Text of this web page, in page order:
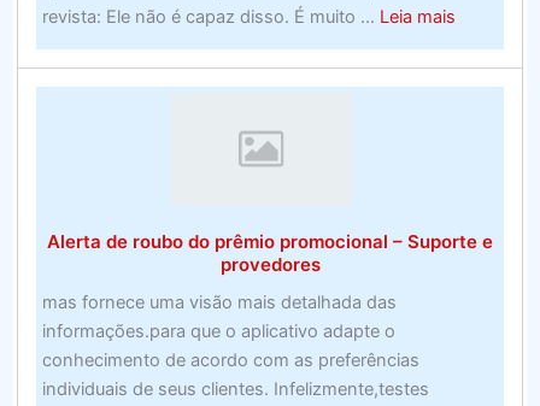
revista: Ele não é capaz disso. É muito ... Leia maisabout
Ainda
assim,
Alerta de roubo do prêmio promocional – Suporte e
provedores
mas fornece uma visão mais detalhada das
informações.para que o aplicativo adapte o
conhecimento de acordo com as preferências
individuais de seus clientes. Infelizmente,testes